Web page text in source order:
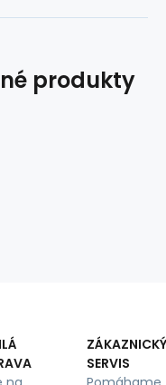
produkty
ZÁKAZNICKÝ
SERVIS